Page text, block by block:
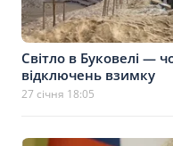
Світло в Буковелі —
відключень взимку
27 січня 18:05